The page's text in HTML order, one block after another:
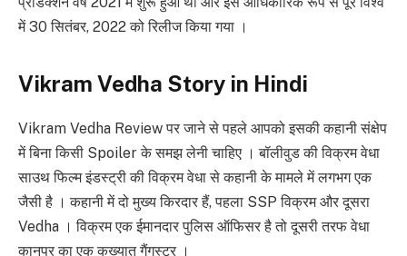
में 30 सितंबर, 2022 को रिलीज किया गया ।
Vikram Vedha Story in Hindi
Vikram Vedha Review पर जाने से पहले आपको इसकी कहानी संक्षेप
में बिना किसी Spoiler के समझ लेनी चाहिए । बॉलीवुड की विक्रम वेधा
साउथ फिल्म इंडस्ट्री की विक्रम वेधा से कहानी के मामले में लगभग एक
जैसी है । कहानी में दो मुख्य किरदार हैं, पहला SSP विक्रम और दूसरा
Vedha । विक्रम एक ईमानदार पुलिस ऑफिसर है तो दूसरी तरफ वेधा
कानपुर का एक कुख्यात गैंगस्टर ।